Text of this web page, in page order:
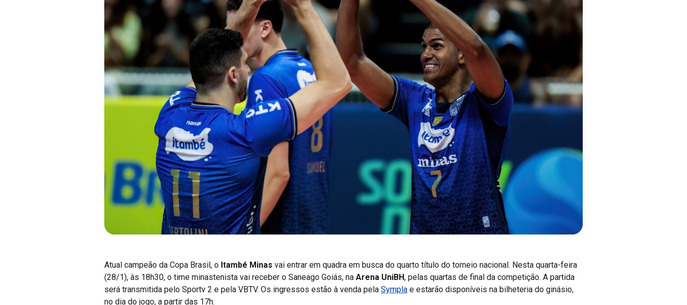
Atual campeão da Copa Brasil, o Itambé Minas vai entrar em quadra em busca do quarto título do torneio nacional. Nesta quarta-feira
(28/1), às 18h30, o time minastenista vai receber o Saneago Goiás, na Arena UniBH, pelas quartas de final da competição. A partida
será transmitida pelo Sportv 2 e pela VBTV. Os ingressos estão à venda pela Sympla e estarão disponíveis na bilheteria do ginásio,
no dia do jogo, a partir das 17h.